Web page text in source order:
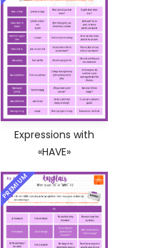
Expressions with
«HAVE»
PREMIUM